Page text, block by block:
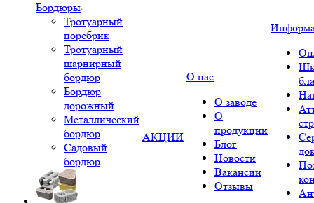
Бордюры
Тротуарный
поребрик
Тротуарный
шарнирный
бордюр
Бордюр
дорожный
Металлический
бордюр
Садовый
бордюр
АКЦИИ
О нас
О заводе
О
продукции
Блог
Новости
Вакансии
Отзывы